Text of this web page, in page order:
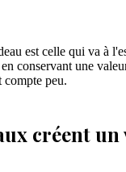
est celle qui va à
conservant une
compte peu.
créent